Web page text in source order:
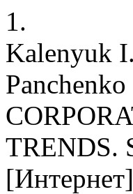
1.
Kalenyuk
TRENDS.